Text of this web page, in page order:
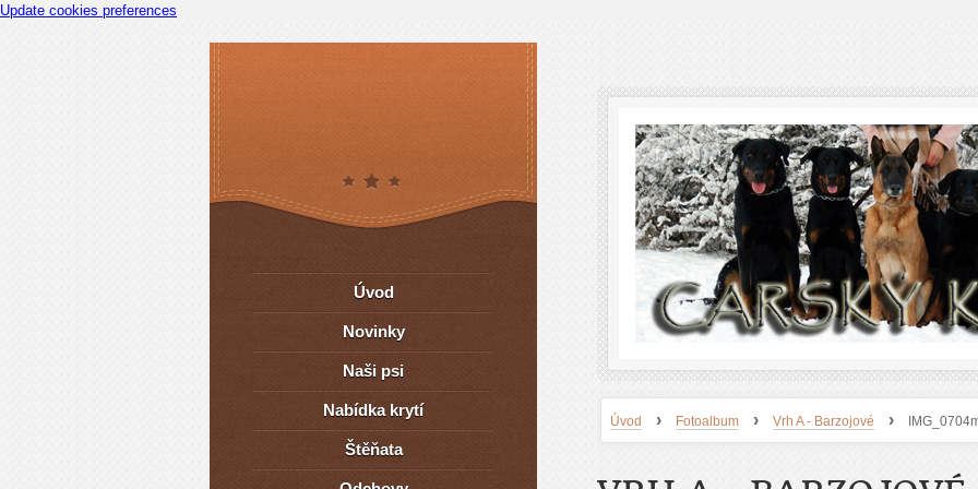
Update cookies preferences
Úvod › Fotoalbum › Vrh A - Barzojové ›
Úvod
Novinky
Naši psi
Nabídka krytí
Štěňata